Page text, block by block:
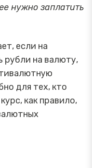
нужно заплатить
если на
рубли на валюту,
для тех, кто
как правило,